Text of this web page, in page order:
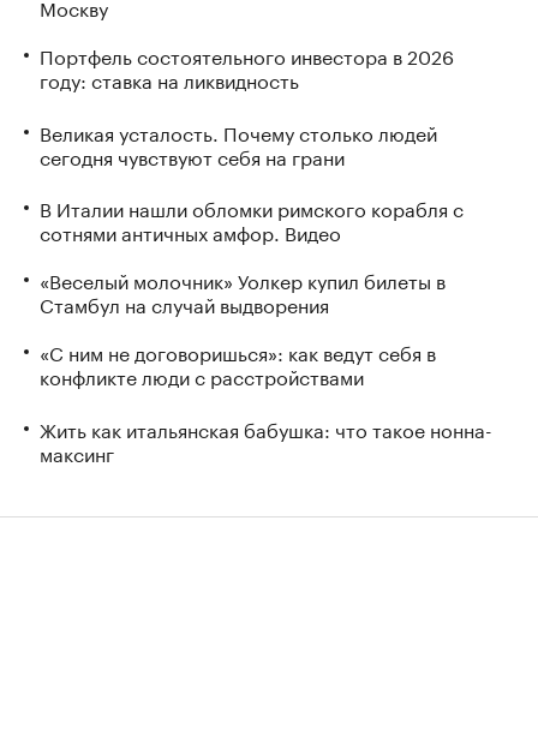
Москву
Портфель состоятельного инвестора в 2026
году: ставка на ликвидность
Великая усталость. Почему столько людей
сегодня чувствуют себя на грани
В Италии нашли обломки римского корабля с
сотнями античных амфор. Видео
«Веселый молочник» Уолкер купил билеты в
Стамбул на случай выдворения
«С ним не договоришься»: как ведут себя в
конфликте люди с расстройствами
Жить как итальянская бабушка: что такое нонна-
максинг